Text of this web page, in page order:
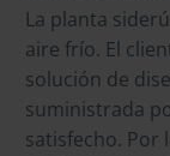
La planta
aire frío. El
solución de
suministrada
satisfecho. Por